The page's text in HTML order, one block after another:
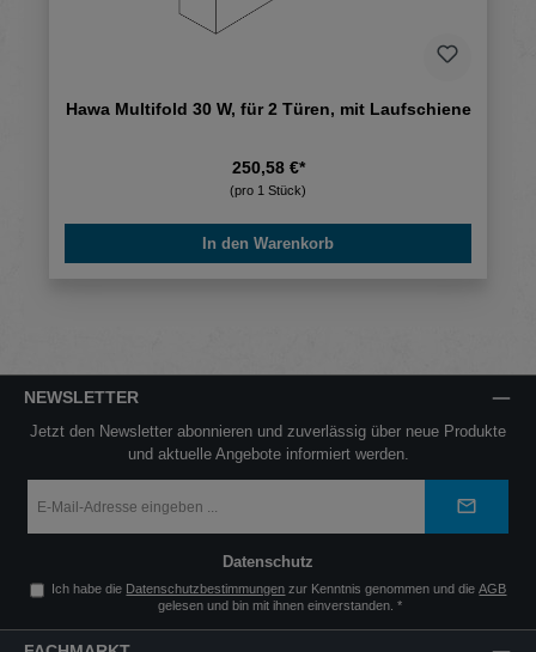
Hawa Multifold 30 W, für 2 Türen, mit Laufschiene
250,58 €*
(pro 1 Stück)
In den Warenkorb
NEWSLETTER
Jetzt den Newsletter abonnieren und zuverlässig über neue Produkte
und aktuelle Angebote informiert werden.
Mail-
*
Datenschutz
Ich habe die Datenschutzbestimmungen zur Kenntnis genommen und dieAGB
gelesen und bin mit ihnen einverstanden. *